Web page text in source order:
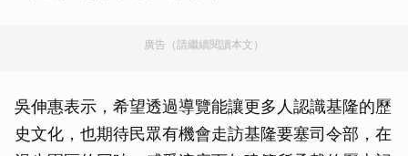
廣告（請繼續閱讀本文）
吳伸惠表示，希望透過導覽能讓更多人認識基隆的歷
史文化，也期待民眾有機會走訪基隆要塞司令部，在